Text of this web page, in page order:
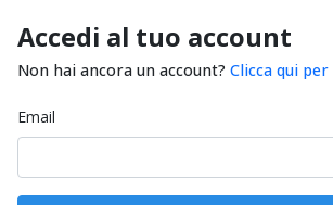
Accedi al tuo account
Non hai ancora un account? Clicca qui
Email